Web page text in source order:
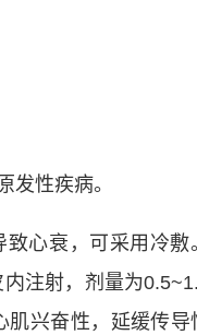
发性疾病。
心衰，可采用冷敷
注射，剂量为
肌兴奋性，延缓传导